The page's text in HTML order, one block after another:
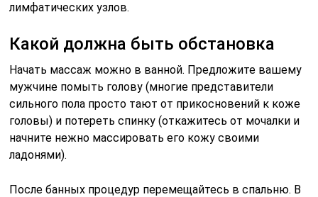
лимфатических узлов.
Какой должна быть обстановка
Начать массаж можно в ванной. Предложите вашему
мужчине помыть голову (многие представители
сильного пола просто тают от прикосновений к коже
головы) и потереть спинку (откажитесь от мочалки и
начните нежно массировать его кожу своими
ладонями).
После банных процедур перемещайтесь в спальню. В